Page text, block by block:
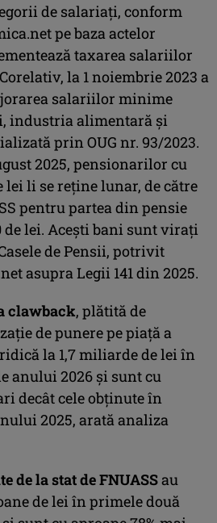
de salariaţi, conform
pe baza actelor
taxarea salariilor
la 1 noiembrie 2023 a
salariilor minime
industria alimentară şi
prin OUG nr. 93/2023.
2025, pensionarilor cu
lei li se reţine lunar, de către
pentru partea din pensie
de lei. Aceşti bani sunt viraţi
de Pensii, potrivit
asupra Legii 141 din 2025.
clawback, plătită de
de punere pe piaţă a
la 1,7 miliarde de lei în
anului 2026 şi sunt cu
decât cele obţinute în
2025, arată analiza
de la stat de FNUASSau
de lei în primele două